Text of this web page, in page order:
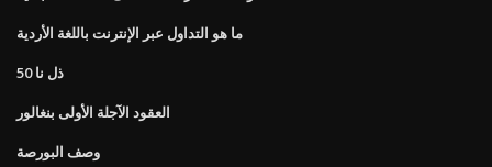
ما هو التداول عبر الإنترنت باللغة الأردية
50 ذل نا
العقود الآجلة الأولى بنغالور
وصف البورصة